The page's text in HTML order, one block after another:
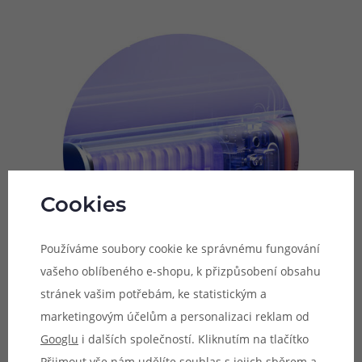
Technologie Multi-Core elektrody
Cookies
Používáme soubory cookie ke správnému fungování
vašeho oblíbeného e-shopu, k přizpůsobení obsahu
stránek vašim potřebám, ke statistickým a
marketingovým účelům a personalizaci reklam od
Googlu i dalších společností. Kliknutím na tlačítko